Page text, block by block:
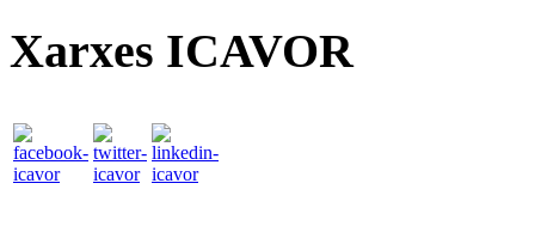
Xarxes ICAVOR